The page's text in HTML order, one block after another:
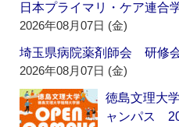
日本プライマリ・ケア連
2026年08月07日 (金)
埼玉県病院薬剤師会 研修
2026年08月07日 (金)
徳島文理大
ャンパス